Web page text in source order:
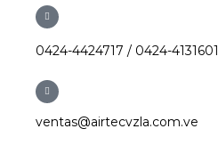
0424-4424717 / 0424-4131601
ventas@airtecvzla.com.ve